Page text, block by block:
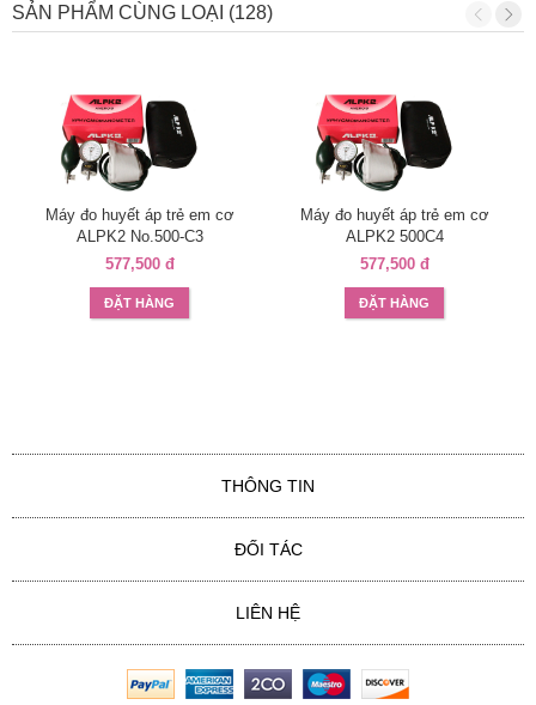
SẢN PHẨM CÙNG LOẠI (128)
Máy đo huyết áp trẻ em cơ
ALPK2 No.500-C3
577,500 đ
ĐẶT HÀNG
Máy đo huyết áp trẻ em cơ
ALPK2 500C4
577,500 đ
ĐẶT HÀNG
THÔNG TIN
ĐỐI TÁC
LIÊN HỆ